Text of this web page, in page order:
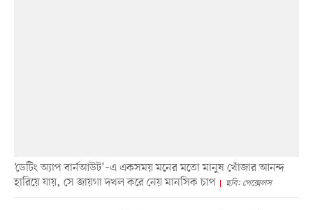
‘ডেটিং অ্যাপ বার্নআউট’–এ একসময় মনের মতো মানুষ খোঁজার আনন্দ
হারিয়ে যায়, সে জায়গা দখল করে নেয় মানসিক চাপ
ছবি: পেক্সেলস